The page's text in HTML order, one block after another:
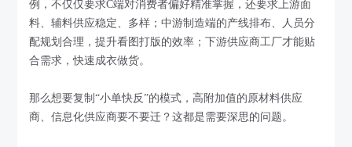
例，不仅仅要求C端对消费者偏好精准掌握，还要求上游面
料、辅料供应稳定、多样；中游制造端的产线排布、人员分
配规划合理，提升看图打版的效率；下游供应商工厂才能贴
合需求，快速成衣做货。
那么想要复制“小单快反”的模式，高附加值的原材料供应
商、信息化供应商要不要迁？这都是需要深思的问题。